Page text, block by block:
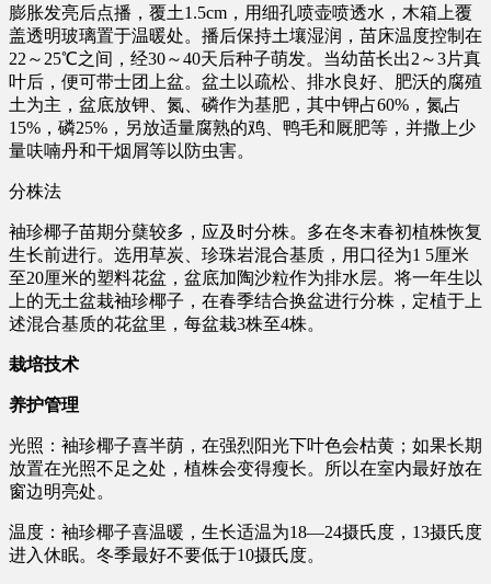
膨胀发亮后点播，覆土1.5cm，用细孔喷壶喷透水，木箱上覆
盖透明玻璃置于温暖处。播后保持土壤湿润，苗床温度控制在
22～25℃之间，经30～40天后种子萌发。当幼苗长出2～3片真
叶后，便可带士团上盆。盆土以疏松、排水良好、肥沃的腐殖
土为主，盆底放钾、氮、磷作为基肥，其中钾占60%，氮占
15%，磷25%，另放适量腐熟的鸡、鸭毛和厩肥等，并撒上少
量呋喃丹和干烟屑等以防虫害。
分株法
袖珍椰子苗期分蘖较多，应及时分株。多在冬末春初植株恢复
生长前进行。选用草炭、珍珠岩混合基质，用口径为1 5厘米
至20厘米的塑料花盆，盆底加陶沙粒作为排水层。将一年生以
上的无土盆栽袖珍椰子，在春季结合换盆进行分株，定植于上
述混合基质的花盆里，每盆栽3株至4株。
栽培技术
养护管理
光照：袖珍椰子喜半荫，在强烈阳光下叶色会枯黄；如果长期
放置在光照不足之处，植株会变得瘦长。所以在室内最好放在
窗边明亮处。
温度：袖珍椰子喜温暖，生长适温为18—24摄氏度，13摄氏度
进入休眠。冬季最好不要低于10摄氏度。